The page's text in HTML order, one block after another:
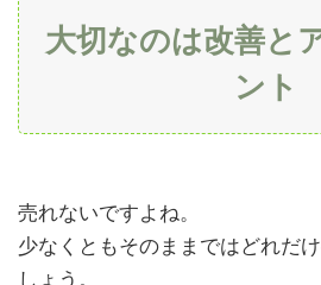
大切なのは改善と
ント
売れないですよね。
少なくともそのままではどれだ
しょう。